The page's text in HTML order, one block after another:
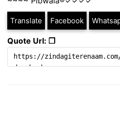
Translate Facebook
Quote Url: ❐